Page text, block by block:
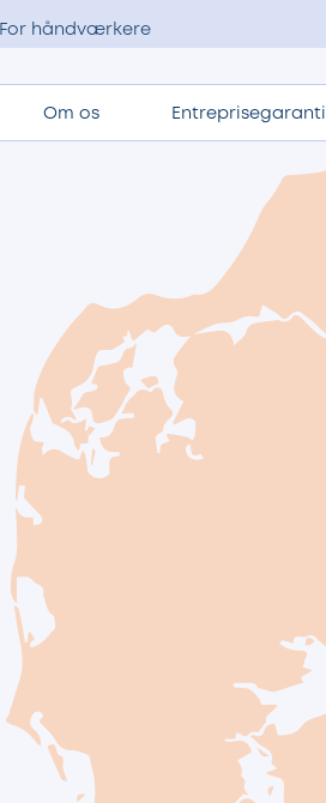
For håndværkere
Om os Entreprisegaranti